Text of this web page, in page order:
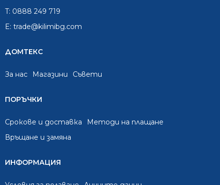
T: 0888 249 719
E: trade@kilimibg.com
ДОМТЕКС
За нас Mагазини Съвети
ПОРЪЧКИ
Срокове и доставка
Методи на плащане
Връщане и замяна
ИНФОРМАЦИЯ